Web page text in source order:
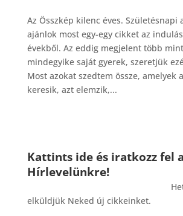
Az Összkép kilenc éves. Születésnapi
ajánlok most egy-egy cikket az
évekből. Az eddig megjelent több
mindegyike saját gyerek, szeretjük
Most azokat szedtem össze, amelyek
keresik, azt elemzik,...
Kattints ide és iratkozz fel a
Hírlevelünkre!
elküldjük Neked új cikkeinket.